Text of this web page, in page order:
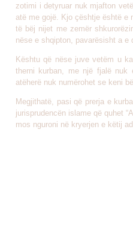
zotimi i detyruar nuk mjafton
atë me gojë. Kjo çështje është e
të bëj nijet me zemër
nëse e shqipton, pavarësisht a e
Kështu që nëse juve vetëm u
therni kurban, me një fjalë
atëherë nuk numërohet se keni
Megjithatë, pasi që prerja e
jurisprudencën islame që quhet
mos nguroni në kryerjen e këtij